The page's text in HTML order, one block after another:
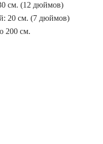
см. (12 дюймов)
20 см. (7 дюймов)
200 см.